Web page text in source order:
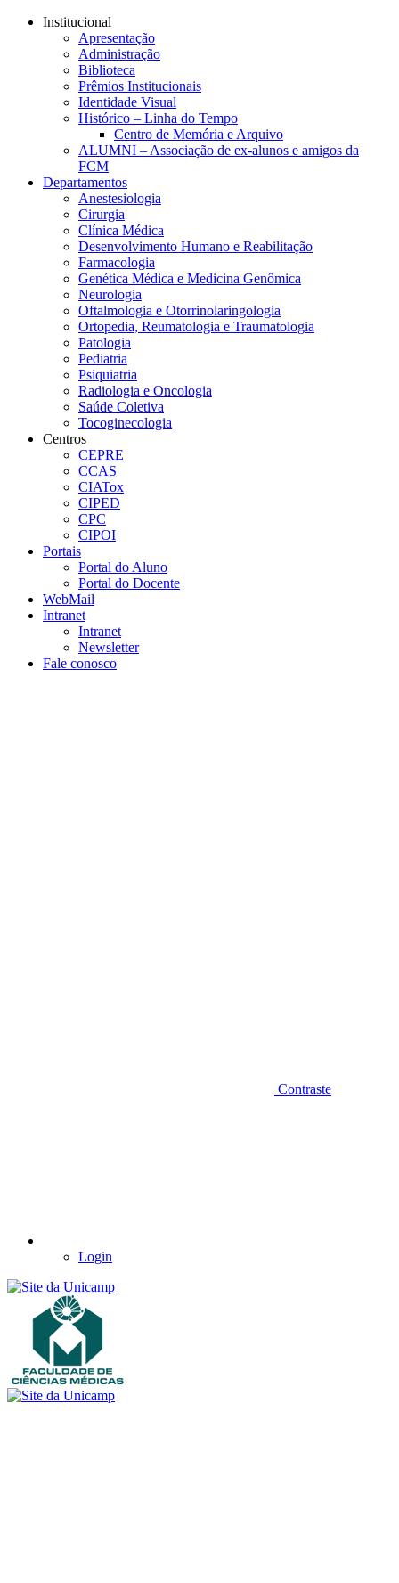
Conteúdo principal
Institucional
Apresentação
Administração
Biblioteca
Prêmios Institucionais
Identidade Visual
Histórico – Linha do Tempo
Centro de Memória e Arquivo
ALUMNI – Associação de ex-alunos e amigos da
FCM
Departamentos
Anestesiologia
Cirurgia
Clínica Médica
Desenvolvimento Humano e Reabilitação
Farmacologia
Genética Médica e Medicina Genômica
Neurologia
Oftalmologia e Otorrinolaringologia
Ortopedia, Reumatologia e Traumatologia
Patologia
Pediatria
Psiquiatria
Radiologia e Oncologia
Saúde Coletiva
Tocoginecologia
Centros
CEPRE
CCAS
CIATox
CIPED
CPC
CIPOI
Portais
Portal do Aluno
Portal do Docente
WebMail
Intranet
Intranet
Newsletter
Fale conosco
Contraste
Login